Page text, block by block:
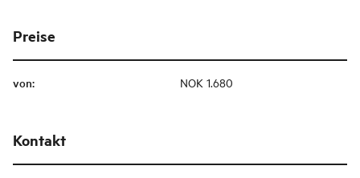
Preise
von: NOK 1.680
Kontakt